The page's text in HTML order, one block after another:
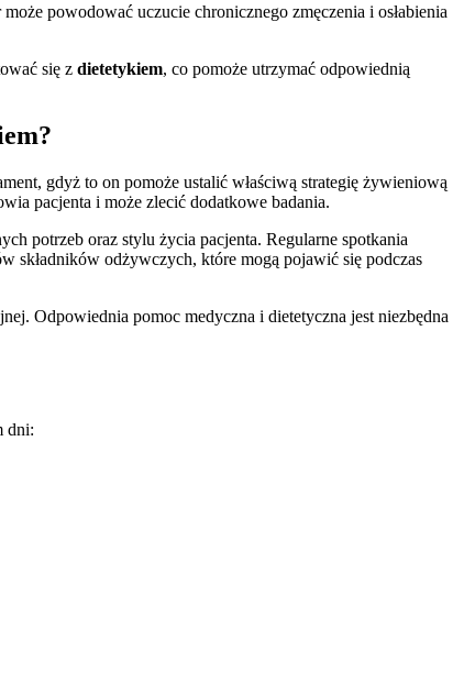
powodować uczucie chronicznego zmęczenia i osłabienia
się z dietetykiem, co pomoże utrzymać odpowiednią
gdyż to on pomoże ustalić właściwą strategię żywieniową
pacjenta i może zlecić dodatkowe badania.
potrzeb oraz stylu życia pacjenta. Regularne spotkania
składników odżywczych, które mogą pojawić się podczas
Odpowiednia pomoc medyczna i dietetyczna jest niezbędna
dni: